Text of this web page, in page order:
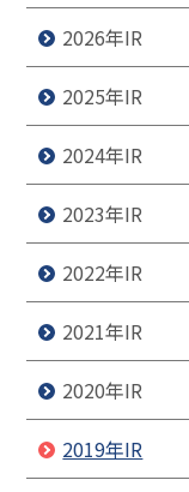
2026年IR
2025年IR
2024年IR
2023年IR
2022年IR
2021年IR
2020年IR
2019年IR